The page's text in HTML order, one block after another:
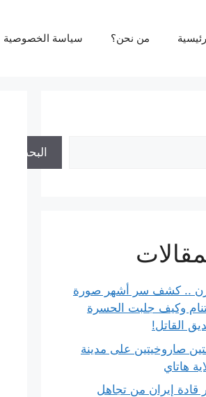
من نحن؟ سياسة الخصوصية
البحث
.. كشف سر أشهر صورة
وكيف جلبت الحسرة
القاتل!
صاروخيتين على مدينة
هاتاي
قادة إيران من تجاهل